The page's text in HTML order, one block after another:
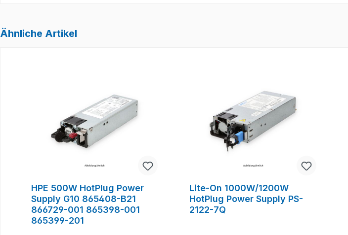
Ähnliche Artikel
HPE 500W HotPlug Power
Supply G10 865408-B21
866729-001 865398-001
865399-201
Lite-On 1000W/1200W
HotPlug Power Supply PS-
2122-7Q